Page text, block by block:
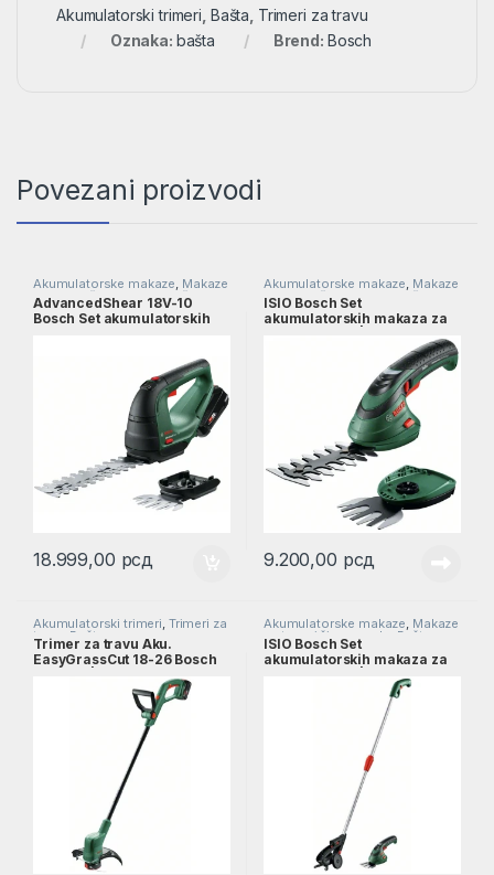
Akumulatorski trimeri Bašta Trimeri za travu
Oznaka: bašta Brend: Bosch
Povezani proizvodi
Akumulatorske makaze Makaze
za travu i živu ogradu, Bašta
AdvancedShear 18V-10
Bosch Set akumulatorskih
18.999,00 рсд
Akumulatorske makaze Makaze
za travu i živu ogradu Bašta
ISIO Bosch Set
akumulatorskih makaza za
9.200,00 рсд
Akumulatorski trimeri, Trimeri za
travu Bašta
Trimer za travu Aku.
EasyGrassCut 18-26 Bosch
1×2,5Ah | 06008C1C03
Akumulatorske makaze, Makaze
za travu i živu ogradu Bašta
ISIO Bosch Set
akumulatorskih makaza za
žbunje i travu | 0600833109